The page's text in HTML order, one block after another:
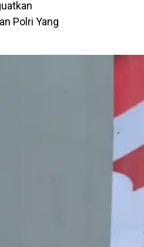
Polri Yang